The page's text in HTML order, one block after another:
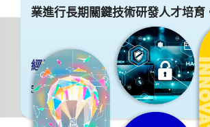
業進行長期關鍵技術研發人才培育
經費規模
500萬 ~ 4000萬